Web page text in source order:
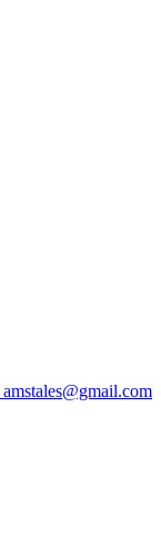
amstales@gmail.com